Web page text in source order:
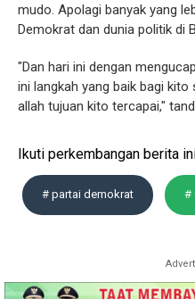
mudo. Apolagi banyak yang
Demokrat dan dunia politik di
"Dan hari ini dengan
ini langkah yang baik bagi
allah tujuan kito tercapai,"
Ikuti perkembangan berita
# partai demokrat #